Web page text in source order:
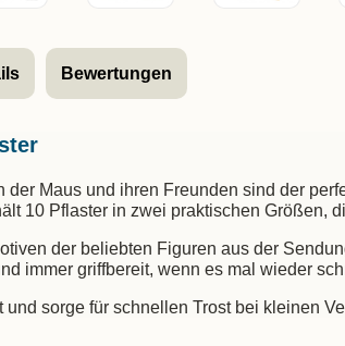
Bewertungen
der Maus und ihren Freunden sind der
10 Pflaster in zwei praktischen Größen,
der beliebten Figuren aus der
immer griffbereit, wenn es mal wieder
und sorge für schnellen Trost bei kleinen